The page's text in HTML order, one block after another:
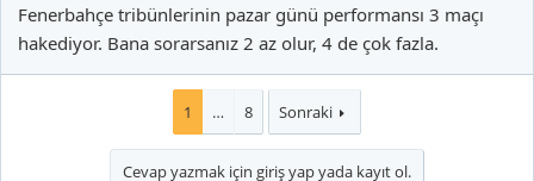
Fenerbahçeli olduğumu ilk mesajımda yazdım, üye olurkende
Fenerbahçe tribünlerinin pazar günü performansı 3 maçı
hakediyor. Bana sorarsanız 2 az olur, 4 de çok fazla.
1 … 8 Sonraki
Cevap yazmak için giriş yap yada kayıt ol.